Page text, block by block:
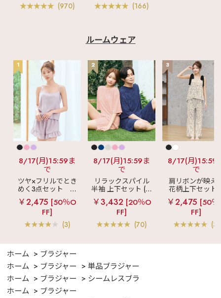
(970) (166)
ルームウェア
1
8/17(月)15:59ま
で
ツヤ×フリルでとき
めく3点セット
シ
ルキー ショートパ
ンツ 3点セット
￥2,475 [50％O
FF]
(3)
2
8/17(月)15:59ま
で
リラックスパイル
半袖 上下セット (男
女兼用サイズ)
￥3,432 [20％O
FF]
(70)
3
8/17(月)15:59
で
肩リボンが映え
花柄上下セット
メニーフラワー
ングパンツ 上下
ット
￥2,475 [50
FF]
(3)
ホーム
ブラジャー
ホーム
ブラジャー
単品ブラジャー
ホーム
ブラジャー
シームレスブラ
ホーム
ブラジャー